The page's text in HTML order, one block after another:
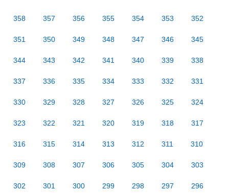
358 357 356 355 354 353 352
351 350 349 348 347 346 345
344 343 342 341 340 339 338
337 336 335 334 333 332 331
330 329 328 327 326 325 324
323 322 321 320 319 318 317
316 315 314 313 312 311 310
309 308 307 306 305 304 303
302 301 300 299 298 297 296